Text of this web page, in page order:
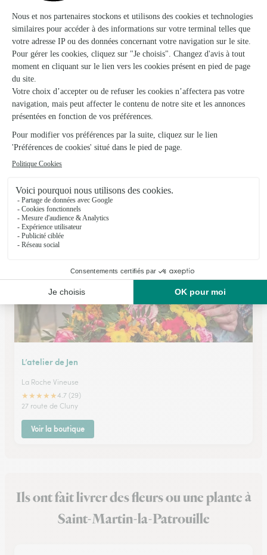
★★★★★4.4 (56)
19, rue du Maréchal Leclerc
Voir la boutique
Amsterdam-Fleurs
Tournus
★★★★★3.5 (47)
20, rue Jean-Jaures
Voir la boutique
L’atelier de Jen
La Roche Vineuse
★★★★★4.7 (29)
27 route de Cluny
Voir la boutique
Ils ont fait livrer des fleurs ou une plante à
Saint-Martin-la-Patrouille